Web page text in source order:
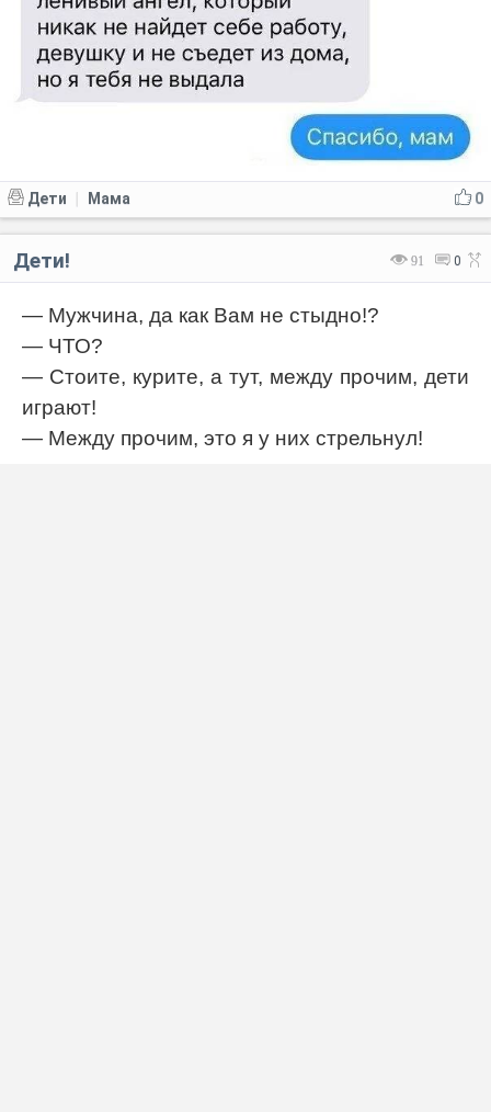
0
Дети Мама
91 0
Дети!
— Мужчина, да как Вам не стыдно!?
— ЧТО?
— Стоите, курите, а тут, между прочим, дети
играют!
— Между прочим, это я у них стрельнул!